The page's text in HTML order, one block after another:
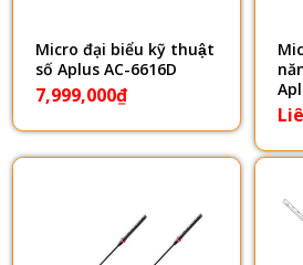
Micro đại biểu kỹ thuật
số Aplus AC-6616D
7,999,000₫